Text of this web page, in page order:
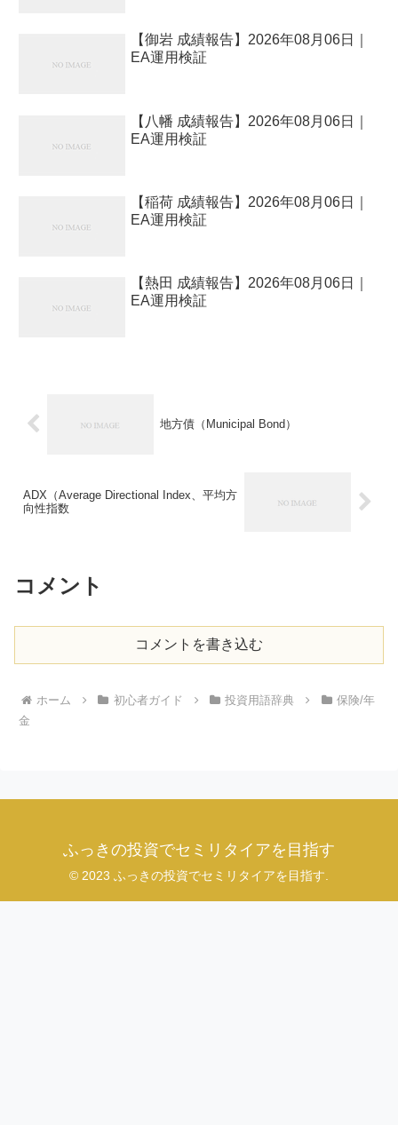
【御岩 成績報告】2026年08月06日｜
EA運用検証
【八幡 成績報告】2026年08月06日｜
EA運用検証
【稲荷 成績報告】2026年08月06日｜
EA運用検証
【熱田 成績報告】2026年08月06日｜
EA運用検証
地方債（Municipal Bond）
ADX（Average Directional Index、平均方
向性指数
コメント
コメントを書き込む
ホーム 初心者ガイド 投資用語辞典
保険/年
金
ふっきの投資でセミリタイアを目指す
© 2023 ふっきの投資でセミリタイアを目指す.